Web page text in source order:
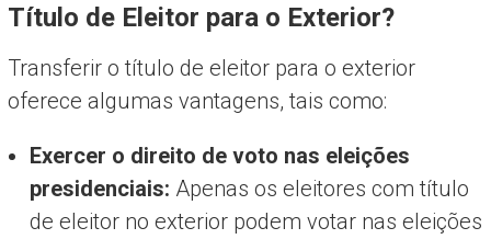
Título de Eleitor para o Exterior?
Transferir o título de eleitor para o exterior
oferece algumas vantagens, tais como:
Exercer o direito de voto nas eleições
presidenciais: Apenas os eleitores com título
de eleitor no exterior podem votar nas eleições